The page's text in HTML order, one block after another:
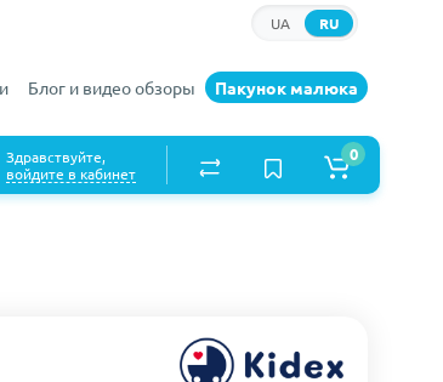
RU
UA
Блог и видео обзоры Пакунок малюка
Здравствуйте,
войдите в кабинет
0